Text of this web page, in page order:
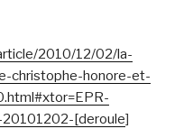
2010/12/02/la-
christophe-honore-et-
[deroule]